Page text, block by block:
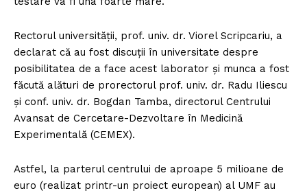
Rectorul universității, prof. univ. dr. Viorel Scripcariu, a
declarat că au fost discuții în universitate despre
posibilitatea de a face acest laborator și munca a fost
făcută alături de prorectorul prof. univ. dr. Radu Iliescu
și conf. univ. dr. Bogdan Tamba, directorul Centrului
Avansat de Cercetare-Dezvoltare în Medicină
Experimentală (CEMEX).
Astfel, la parterul centrului de aproape 5 milioane de
euro (realizat printr-un proiect european) al UMF au